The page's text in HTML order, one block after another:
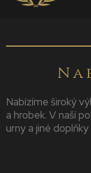
Nabízíme široký
a hrobek. V naší
urny a jiné